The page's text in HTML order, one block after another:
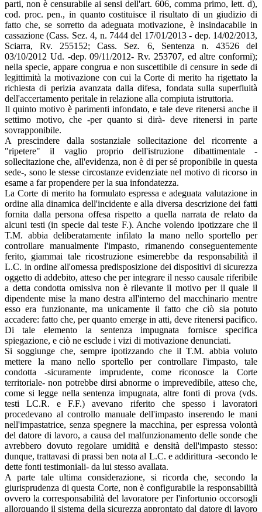
parti, non è censurabile ai sensi dell'art. 606, comma primo, lett. d),
cod. proc. pen., in quanto costituisce il risultato di un giudizio di
fatto che, se sorretto da adeguata motivazione, è insindacabile in
cassazione (Cass. Sez. 4, n. 7444 del 17/01/2013 - dep. 14/02/2013,
Sciarra, Rv. 255152; Cass. Sez. 6, Sentenza n. 43526 del
03/10/2012 Ud. -dep. 09/11/2012- Rv. 253707, ed altre conformi);
nella specie, appare congrua e non suscettibile di censure in sede di
legittimità la motivazione con cui la Corte di merito ha rigettato la
richiesta di perizia avanzata dalla difesa, fondata sulla superfluità
dell'accertamento peritale in relazione alla compiuta istruttoria.
Il quinto motivo è parimenti infondato, e tale deve ritenersi anche il
settimo motivo, che -per quanto si dirà- deve ritenersi in parte
sovrapponibile.
A prescindere dalla sostanziale sollecitazione del ricorrente a
"ripetere" il vaglio proprio dell'istruzione dibattimentale -
sollecitazione che, all'evidenza, non è di per sé proponibile in questa
sede-, sono le stesse circostanze evidenziate nel motivo di ricorso in
esame a far propendere per la sua infondatezza.
La Corte di merito ha formulato espressa e adeguata valutazione in
ordine alla dinamica dell'incidente e alla diversa descrizione dei fatti
fornita dalla persona offesa rispetto a quella narrata de relato da
alcuni testi (in specie dal teste F.). Anche volendo ipotizzare che il
T.M. abbia deliberatamente infilato la mano nello sportello per
controllare manualmente l'impasto, rimanendo conseguentemente
ferito, giammai tale ricostruzione esimerebbe da responsabilità il
L.C. in ordine all'omessa predisposizione dei dispositivi di sicurezza
oggetto di addebito, atteso che per integrare il nesso causale riferibile
a detta condotta omissiva non è rilevante il motivo per il quale il
dipendente mise la mano destra all'interno del macchinario mentre
esso era funzionante, ma unicamente il fatto che ciò sia potuto
accadere: fatto che, per quanto emerge in atti, deve ritenersi pacifico.
Di tale elemento la sentenza impugnata fornisce specifica
spiegazione, e ciò ne esclude i vizi di motivazione denunciati.
Si soggiunge che, sempre ipotizzando che il T.M. abbia voluto
mettere la mano nello sportello per controllare l'impasto, tale
condotta -sicuramente imprudente, come riconosce la Corte
territoriale- non potrebbe dirsi abnorme o imprevedibile, atteso che,
come si legge nella sentenza impugnata, altre fonti di prova (vds.
testi LC.R. e F.F.) avevano riferito che spesso i lavoratori
procedevano al controllo manuale dell'impasto inserendo le mani
nell'impastatrice, senza spegnere la macchina, per espressa volontà
del datore di lavoro, a causa del malfunzionamento delle sonde che
avrebbero dovuto regolare umidità e densità dell'impasto stesso:
dunque, trattavasi di prassi ben nota al L.C. e addirittura -secondo le
dette fonti testimoniali- da lui stesso avallata.
A parte tale ultima considerazione, si ricorda che, secondo la
giurisprudenza di questa Corte, non è configurabile la responsabilità
ovvero la corresponsabilità del lavoratore per l'infortunio occorsogli
allorquando il sistema della sicurezza approntato dal datore di lavoro